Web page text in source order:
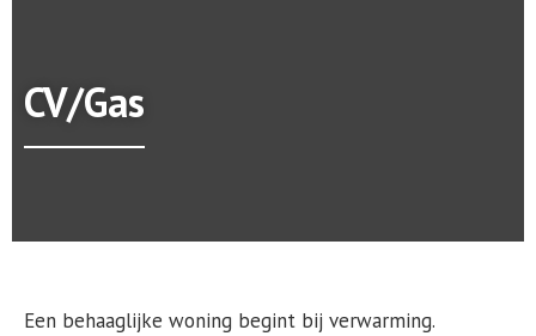
CV/Gas
Een behaaglijke woning begint bij verwarming.